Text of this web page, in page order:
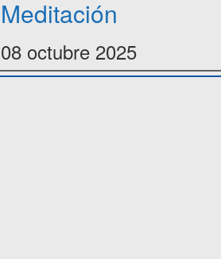
Meditación
08 octubre 2025